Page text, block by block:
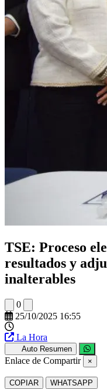
TSE: Proceso
resultados y
inalterables
0
25/10/2025 16:55
La Hora
Auto Resumen
Enlace de Compartir ×
COPIAR WHATSAPP